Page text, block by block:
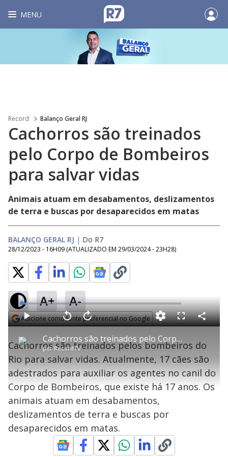
MENU
Record Balanço Geral RJ
Cachorros são treinados
pelo Corpo de Bombeiros
para salvar vidas
Animais atuam em desabamentos, deslizamentos
de terra e buscas por desaparecidos em matas
BALANÇO GERAL RJ | Do R7
28/12/2023 - 16H09 (ATUALIZADO EM 29/03/2024 - 23H28)
A+ A-
Adicione como fonte preferencial no Google
P
l
a
y
Cachorros são treinados pelo Corpo de Bombeiros para salvar vidas
por RecordTV
P V
t
a
r
0
e
g
n
d
s
A
n
ç
a
r
1
s
e
u
n
o
s
L
o
a
d
e
:
2
.
9
4
%
F
l
s
e
n
C
o
a
r
i
l
Cachorros são treinados pelos bombeiros do
Rio para salvar vidas. Atualmente, 17 cães são
adestrados para auxiliar os agentes no canil do
Corpo de Bombeiros, que existe há 17 anos. Os
animais atuam em desabamentos,
deslizamentos de terra e buscas por
desaparecidos em matas.